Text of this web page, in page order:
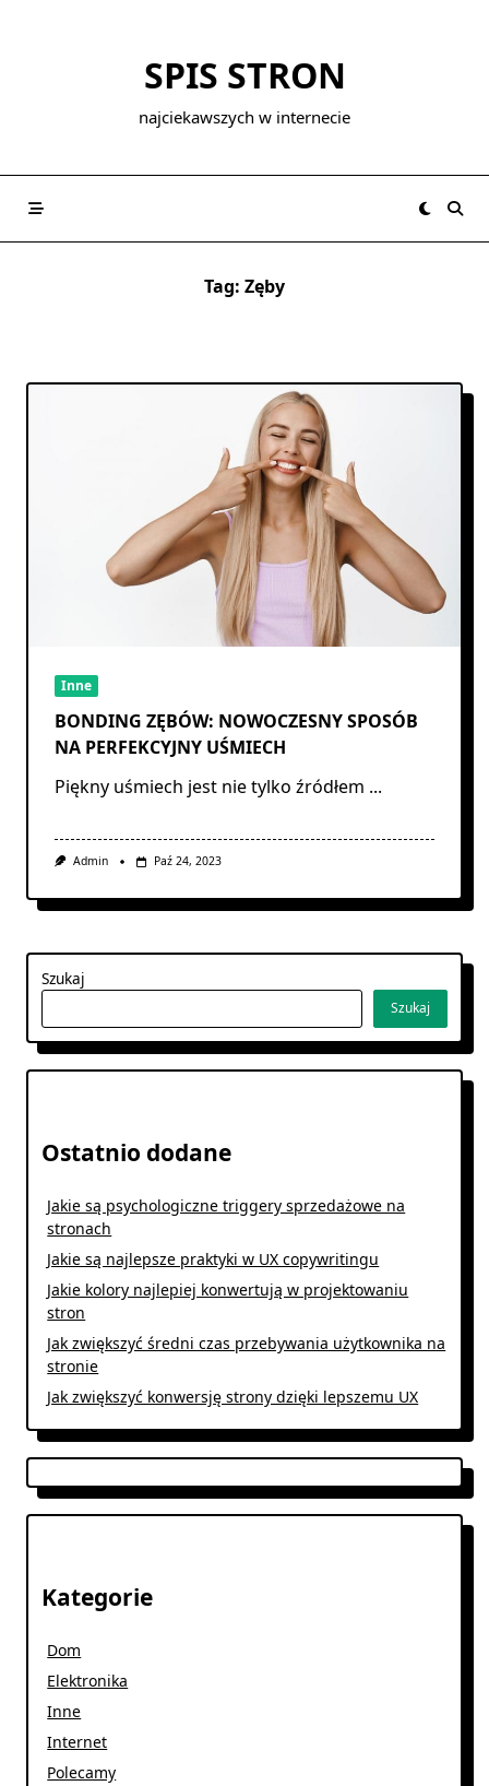
SPIS STRON
najciekawszych w internecie
Tag: Zęby
Inne
BONDING ZĘBÓW: NOWOCZESNY SPOSÓB
NA PERFEKCYJNY UŚMIECH
Piękny uśmiech jest nie tylko źródłem ...
Admin Paź 24, 2023
Szukaj
Szukaj
Ostatnio dodane
Jakie są psychologiczne triggery sprzedażowe na
stronach
Jakie są najlepsze praktyki w UX copywritingu
Jakie kolory najlepiej konwertują w projektowaniu
stron
Jak zwiększyć średni czas przebywania użytkownika na
stronie
Jak zwiększyć konwersję strony dzięki lepszemu UX
Kategorie
Dom
Elektronika
Inne
Internet
Polecamy